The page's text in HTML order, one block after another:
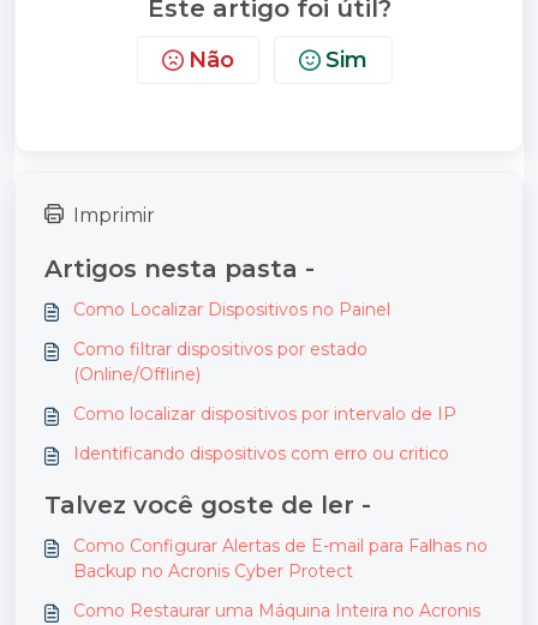
Este artigo foi útil?
Não Sim
Imprimir
Artigos nesta pasta -
Como Localizar Dispositivos no Painel
Como filtrar dispositivos por estado
(Online/Offline)
Como localizar dispositivos por intervalo de IP
Identificando dispositivos com erro ou critico
Talvez você goste de ler -
Como Configurar Alertas de E-mail para Falhas no
Backup no Acronis Cyber Protect
Como Restaurar uma Máquina Inteira no Acronis